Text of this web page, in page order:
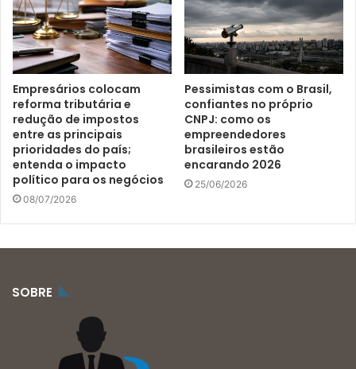
Empresários colocam
reforma tributária e
redução de impostos
entre as principais
prioridades do país;
entenda o impacto
político para os negócios
08/07/2026
Pessimistas com o Brasil,
confiantes no próprio
CNPJ: como os
empreendedores
brasileiros estão
encarando 2026
25/06/2026
SOBRE